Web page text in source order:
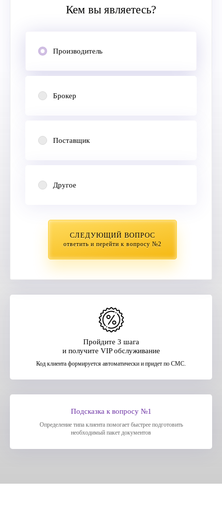
Пройдите 3 шага
и получите VIP обслуживание
Код клиента формируется автоматически и придет по СМС.
Подсказка к вопросу №1
Определение типа клиента помогает быстрее подготовить
необходимый пакет документов
Кем вы являетесь?
Производитель
Брокер
Поставщик
Другое
СЛЕДУЮЩИЙ ВОПРОС
ответить и перейти к вопросу №2